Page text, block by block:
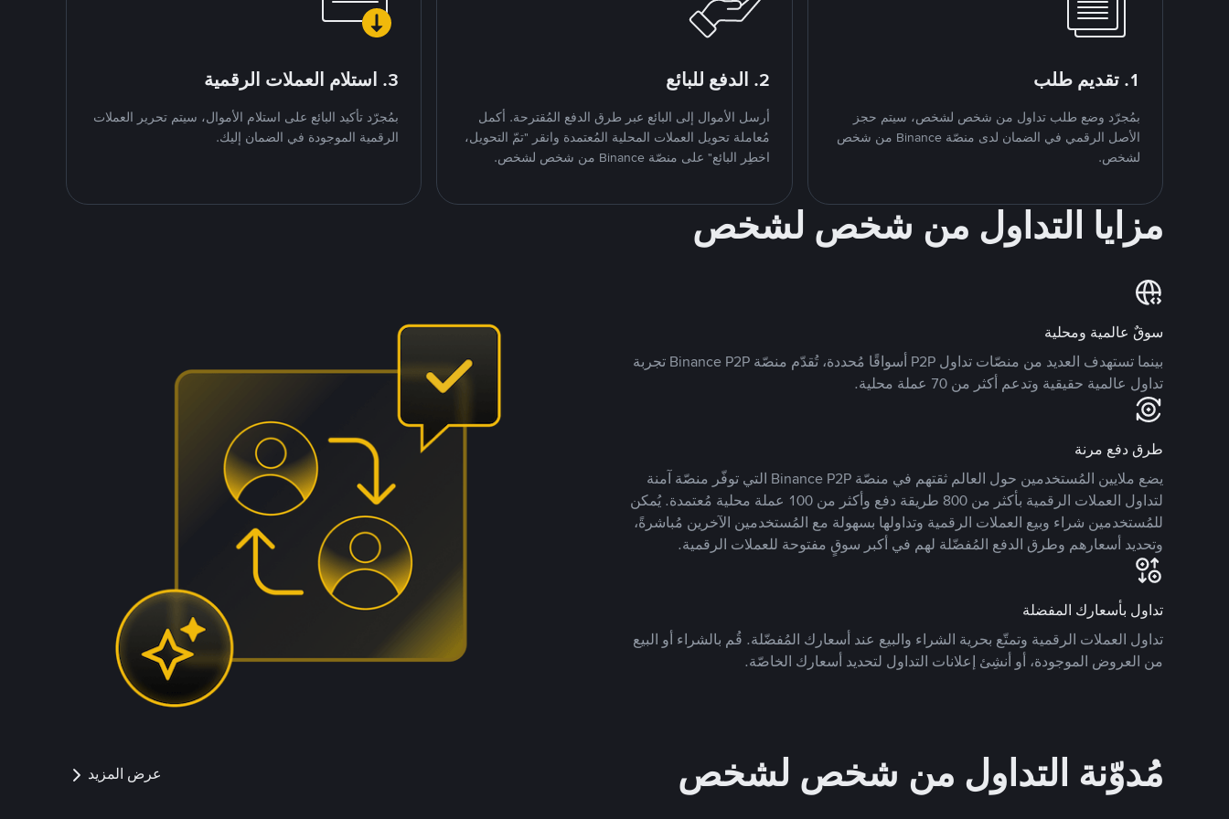
1. تقديم طلب
بمُجرّد وضع طلب تداول من شخص لشخص، سيتم حجز
الأصل الرقمي في الضمان لدى منصّة Binance من شخص
لشخص.
2. الدفع للبائع
أرسل الأموال إلى البائع عبر طرق الدفع المُقترحة. أكمل
مُعاملة تحويل العملات المحلية المُعتمدة وانقر "تمّ التحويل،
اخطِر البائع" على منصّة Binance من شخص لشخص.
3. استلام العملات الرقمية
بمُجرّد تأكيد البائع على استلام الأموال، سيتم تحرير العملات
الرقمية الموجودة في الضمان إليك.
مزايا التداول من شخص لشخص
سوقٌ عالمية ومحلية
بينما تستهدف العديد من منصّات تداول P2P أسواقًا مُحددة، تُقدّم منصّة Binance P2P تجربة
تداول عالمية حقيقية وتدعم أكثر من 70 عملة محلية.
طرق دفع مرنة
يضع ملايين المُستخدمين حول العالم ثقتهم في منصّة Binance P2P التي توفّر منصّة آمنة
لتداول العملات الرقمية بأكثر من 800 طريقة دفع وأكثر من 100 عملة محلية مُعتمدة. يُمكن
للمُستخدمين شراء وبيع العملات الرقمية وتداولها بسهولة مع المُستخدمين الآخرين مُباشرةً،
وتحديد أسعارهم وطرق الدفع المُفضّلة لهم في أكبر سوقٍ مفتوحة للعملات الرقمية.
تداول بأسعارك المفضلة
تداول العملات الرقمية وتمتّع بحرية الشراء والبيع عند أسعارك المُفضّلة. قُم بالشراء أو البيع
من العروض الموجودة، أو أنشِئ إعلانات التداول لتحديد أسعارك الخاصّة.
مُدوّنة التداول من شخص لشخص عرض المزيد